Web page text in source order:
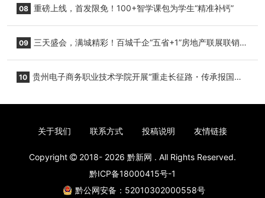
08 重磅上线，首发限免！100+智学课包为学生“精准补钙”
09 三天盛会，满城精彩！百城千企“五省+1”房地产联展联销活
10 贵州电子商务职业技术学院开展“重走长征路・传承报国
关于我们 联系方式 投稿说明 友情链接
Copyright 2018- 2026 黔新网 . All Rights Reserved.
黔ICP备18000415号-1
黔公网安备：52010302000558号